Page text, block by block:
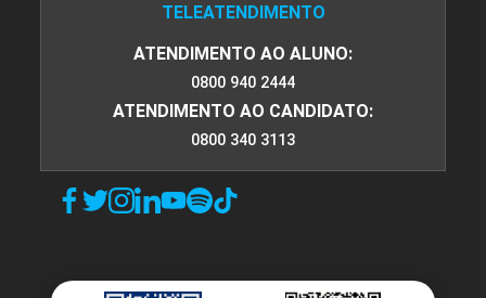
TELEATENDIMENTO
ATENDIMENTO AO ALUNO:
0800 940 2444
ATENDIMENTO AO CANDIDATO:
0800 340 3113